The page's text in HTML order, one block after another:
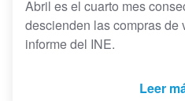
Abril es el cuarto mes
descienden las compras de
informe del INE.
Leer